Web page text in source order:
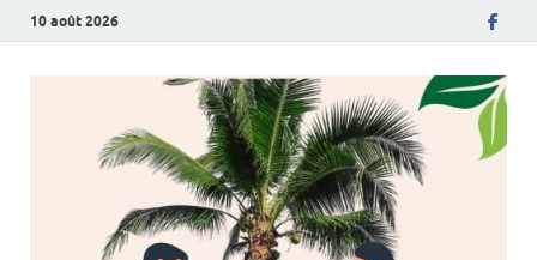
10 août 2026